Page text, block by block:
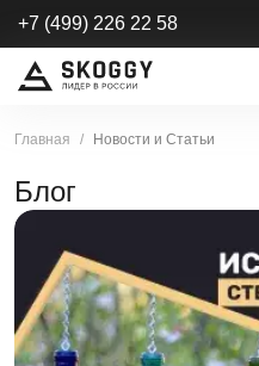
+7 (499) 226 22 58
Главная Новости и Статьи
Блог